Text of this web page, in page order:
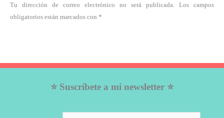
Tu dirección de correo electrónico no será publicada. Los campos
obligatorios están marcados con *
⭐ Suscríbete a mi newsletter ⭐